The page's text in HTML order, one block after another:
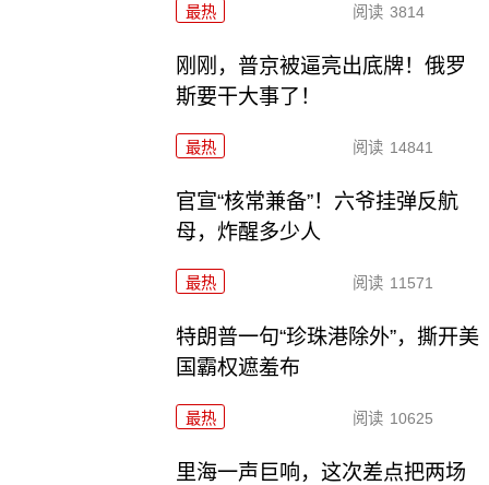
最热 阅读 3814
刚刚，普京被逼亮出底牌！俄罗
斯要干大事了！
最热 阅读 14841
官宣“核常兼备”！六爷挂弹反航
母，炸醒多少人
最热 阅读 11571
特朗普一句“珍珠港除外”，撕开美
国霸权遮羞布
最热 阅读 10625
里海一声巨响，这次差点把两场